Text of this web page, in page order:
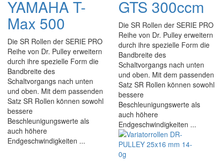
YAMAHA T-
Max 500
Die SR Rollen der SERIE PRO
Reihe von Dr. Pulley erweitern
durch ihre spezielle Form die
Bandbreite des
Schaltvorgangs nach unten
und oben. Mit dem passenden
Satz SR Rollen können sowohl
bessere
Beschleunigungswerte als
auch höhere
Endgeschwindigkeiten ...
GTS 300ccm
Die SR Rollen der SERIE PRO
Reihe von Dr. Pulley erweitern
durch ihre spezielle Form die
Bandbreite des
Schaltvorgangs nach unten
und oben. Mit dem passenden
Satz SR Rollen können sowohl
bessere
Beschleunigungswerte als
auch höhere
Endgeschwindigkeiten ...